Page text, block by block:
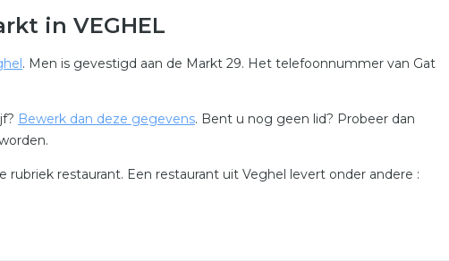
in VEGHEL
. Men is gevestigd aan de Markt 29. Het telefoonnummer van Gat
Bewerk dan deze gegevens. Bent u nog geen lid? Probeer dan
rubriek restaurant. Een restaurant uit Veghel levert onder andere :